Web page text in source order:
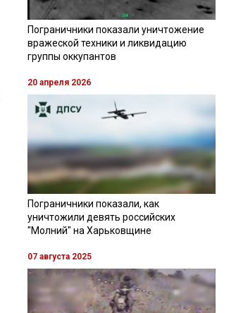
Пограничники показали уничтожение
вражеской техники и ликвидацию
группы оккупантов
20 апреля 2026
Пограничники показали, как
уничтожили девять российских
"Молний" на Харьковщине
07 августа 2025